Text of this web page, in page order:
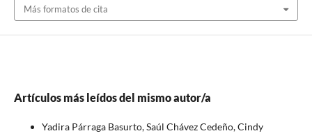
Más formatos de cita
Artículos más leídos del mismo autor/a
Yadira Párraga Basurto, Saúl Chávez Cedeño, Cindy